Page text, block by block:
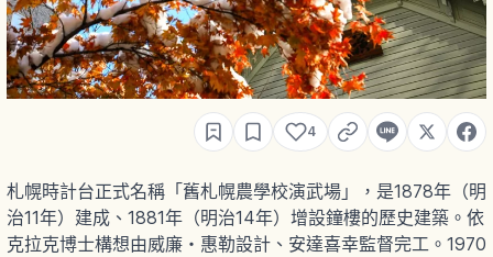
4
札幌時計台正式名稱「舊札幌農學校演武場」，是1878年（明
治11年）建成、1881年（明治14年）增設鐘樓的歷史建築。依
克拉克博士構想由威廉・惠勒設計、安達喜幸監督完工。1970